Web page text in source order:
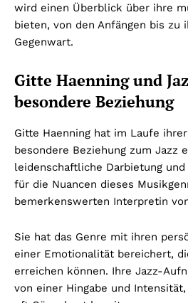
wird einen Überblick über ihre
bieten, von den Anfängen bis zu
Gegenwart.
Gitte Haenning und
besondere Beziehung
Gitte Haenning hat im Laufe
besondere Beziehung zum Jazz
leidenschaftliche Darbietung
für die Nuancen dieses
bemerkenswerten Interpretin
Sie hat das Genre mit ihren
einer Emotionalität bereichert,
erreichen können. Ihre Jazz-
von einer Hingabe und